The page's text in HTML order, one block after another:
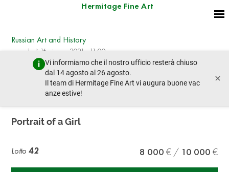
Hermitage Fine Art
Vi informiamo che il nostro ufficio resterà chiuso
dal 14 agosto al 26 agosto.
Il team di Hermitage Fine Art vi augura buone vac
anze estive!
×
Russian Art and History
mercoledì 16 giugno 2021 - 11:00
lotto precedente lotto prossimo
UNKNOWN ARTIST, LATE 19TH CENTURY
Portrait of a Girl
Lotto42 8 000 10 000